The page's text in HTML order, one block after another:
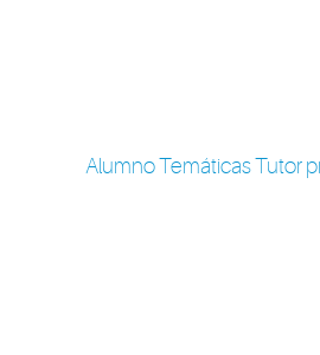
Alumno Temáticas Tutor